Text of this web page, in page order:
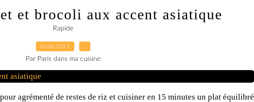
et brocoli aux accent asiatique
Rapide
24.06.2013
Par Paris dans ma cuisine
agrémenté de restes de riz et cuisiner en 15 minutes un plat équilibré